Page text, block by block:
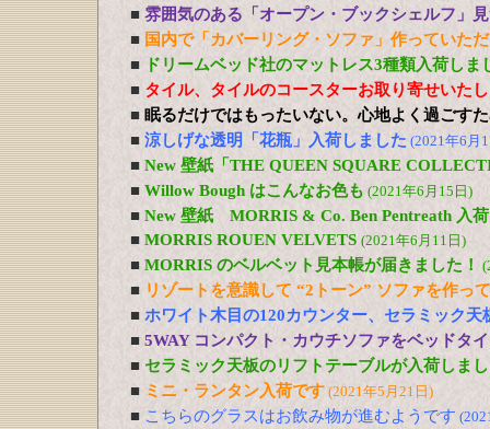
■ 雰囲気のある「オープン・ブックシェルフ」
■ 国内で「カバーリング・ソファ」作っていた
■
ドリームベッド社のマットレス3種類入荷しま
■ タイル、タイルのコースターお取り寄せいた
■ 眠るだけではもったいない。心地よく過ごす
■ 涼しげな透明「花瓶」入荷しました (2021年6月
■ New 壁紙「THE QUEEN SQUARE
■ Willow Bough はこんなお色も (2021年6月15日)
■ New 壁紙 MORRIS & Co. Ben Pentreath 入
■ MORRIS ROUEN VELVETS (2021年6月11日)
■ MORRIS のベルベット見本帳が届きました！
■ リゾートを意識して “2トーン” ソファを作っ
■ ホワイト木目の120カウンター、セラミック天
■ 5WAY コンパクト・カウチソファをベッドタ
■ セラミック天板のリフトテーブルが入荷しま
■ ミニ・ランタン入荷です (2021年5月21日)
■ こちらのグラスはお飲み物が進むようです